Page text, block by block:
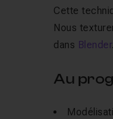
Cette
Nous
dans Blender.
Au